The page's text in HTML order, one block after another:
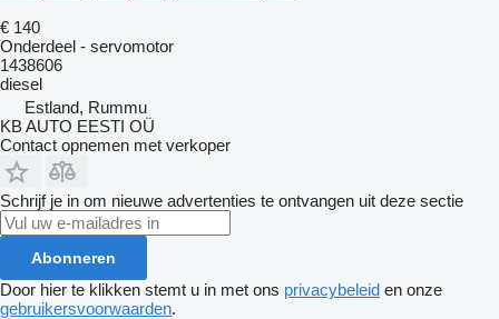
€ 140
Onderdeel - servomotor
1438606
diesel
Estland, Rummu
KB AUTO EESTI OÜ
Contact opnemen met verkoper
Schrijf je in om nieuwe advertenties te ontvangen uit deze sectie
Abonneren
Door hier te klikken stemt u in met ons privacybeleid en onze
gebruikersvoorwaarden.